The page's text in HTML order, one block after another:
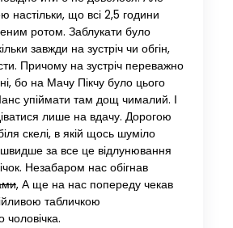
настільки, що всі 2,5 години
ротом. Заблукати було
завжди на зустріч чи обгін,
Причому на зустріч переважно
бо на Мачу Пікчу було цього
упіймати там дощ чималий. І
лише на вдачу. Дорогою
скелі, в якій щось шуміло
за все це відлунювання
Незабаром нас обігнав
, А ще на нас попереду чекав
табличкою
чоловічка.